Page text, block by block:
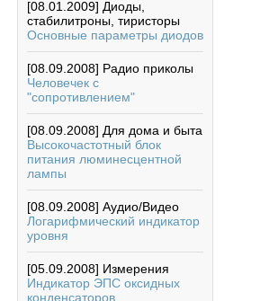
[08.01.2009] Диоды,
стабилитроны, тиристоры
Основные параметры диодов
[08.09.2008] Радио приколы
Человечек с
"сопротивлением"
[08.09.2008] Для дома и быта
Высокочастотный блок
питания люминесцентной
лампы
[08.09.2008] Аудио/Видео
Логарифмический индикатор
уровня
[05.09.2008] Измерения
Индикатор ЭПС оксидных
конденсаторов